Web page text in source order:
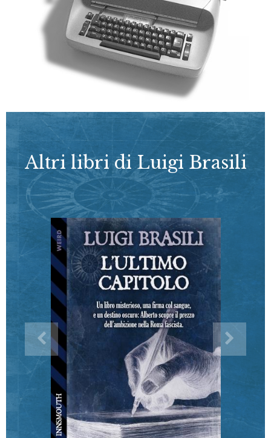
Altri libri di Luigi Brasili